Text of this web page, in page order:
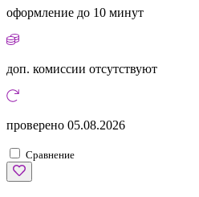
оформление до 10 минут
доп. комиссии отсутствуют
проверено 05.08.2026
Сравнение